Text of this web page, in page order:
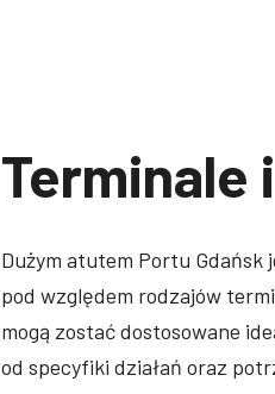
Terminale
Dużym atutem Portu Gdańsk
pod względem rodzajów
mogą zostać dostosowane
od specyfiki działań oraz